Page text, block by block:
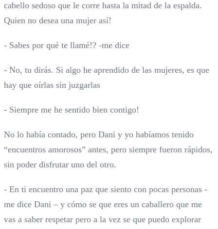
cabello sedoso que le corre hasta la mitad de la espalda.
Quien no desea una mujer así!
- Sabes por qué te llamé!? -me dice
- No, tu dirás. Si algo he aprendido de las mujeres, es que
hay que oírlas sin juzgarlas
- Siempre me he sentido bien contigo!
No lo había contado, pero Dani y yo habíamos tenido
“encuentros amorosos” antes, pero siempre fueron rápidos,
sin poder disfrutar uno del otro.
- En ti encuentro una paz que siento con pocas personas -
me dice Dani – y cómo se que eres un caballero que me
vas a saber respetar pero a la vez se que puedo explorar